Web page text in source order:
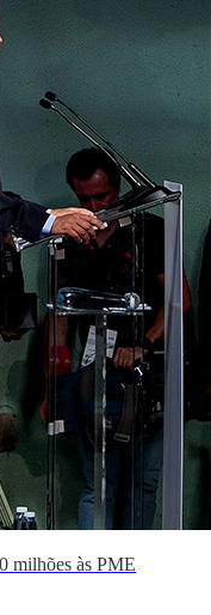
milhões às PME